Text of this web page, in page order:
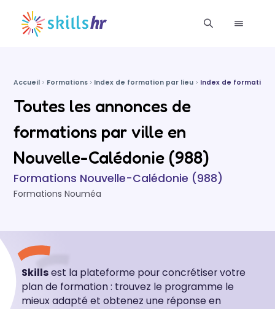
Accueil Formations Index de formation par lieu Index de
Toutes les annonces de
formations par ville en
Nouvelle-Calédonie (988)
Formations Nouvelle-Calédonie (988)
Formations Nouméa
Skillsest la plateforme pour concrétiser votre
plan de formation : trouvez le programme le
mieux adapté et obtenez une réponse en